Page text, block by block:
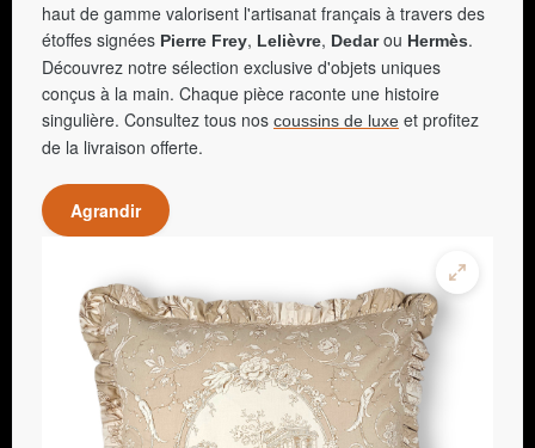
haut de gamme valorisent l'artisanat français à travers des
étoffes signées Pierre Frey, Lelièvre, Dedarou Hermès.
Découvrez notre sélection exclusive d'objets uniques
conçus à la main. Chaque pièce raconte une histoire
singulière. Consultez tous nos coussins de luxe et profitez
de la livraison offerte.
Agrandir